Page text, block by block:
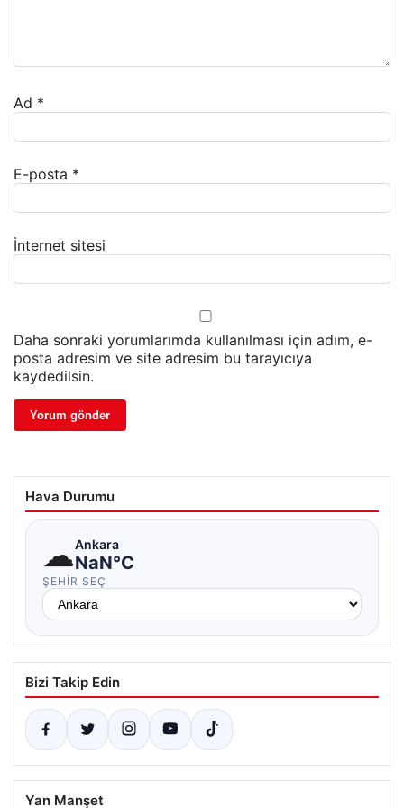
Ad *
E-posta *
İnternet sitesi
Daha sonraki yorumlarımda kullanılması için adım, e-
posta adresim ve site adresim bu tarayıcıya
kaydedilsin.
Hava Durumu
☁Ankara
NaN°C
ŞEHIR SEÇ
Bizi Takip Edin
Yan Manşet